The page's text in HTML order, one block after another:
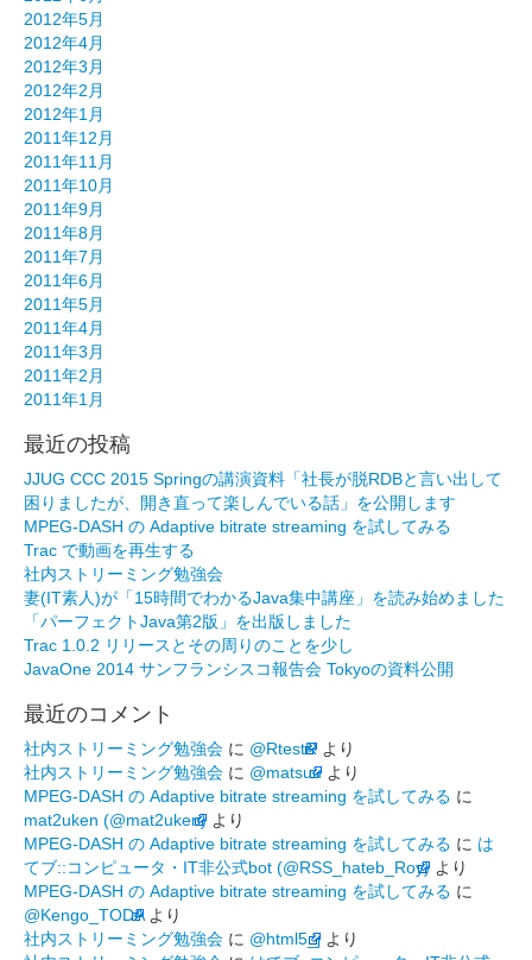
2012年5月
2012年4月
2012年3月
2012年2月
2012年1月
2011年12月
2011年11月
2011年10月
2011年9月
2011年8月
2011年7月
2011年6月
2011年5月
2011年4月
2011年3月
2011年2月
2011年1月
最近の投稿
JJUG CCC 2015 Springの講演資料「社長が脱RDBと言い出して
困りましたが、開き直って楽しんでいる話」を公開します
MPEG-DASH の Adaptive bitrate streaming を試してみる
Trac で動画を再生する
社内ストリーミング勉強会
妻(IT素人)が「15時間でわかるJava集中講座」を読み始めました
「パーフェクトJava第2版」を出版しました
Trac 1.0.2 リリースとその周りのことを少し
JavaOne 2014 サンフランシスコ報告会 Tokyoの資料公開
最近のコメント
社内ストリーミング勉強会 に @RtestR より
社内ストリーミング勉強会 に @matsuu より
MPEG-DASH の Adaptive bitrate streaming を試してみる に
mat2uken (@mat2uken) より
MPEG-DASH の Adaptive bitrate streaming を試してみる に は
てブ::コンピュータ・IT非公式bot (@RSS_hateb_Roy) より
MPEG-DASH の Adaptive bitrate streaming を試してみる に
@Kengo_TODAより
社内ストリーミング勉強会 に @html5_j より